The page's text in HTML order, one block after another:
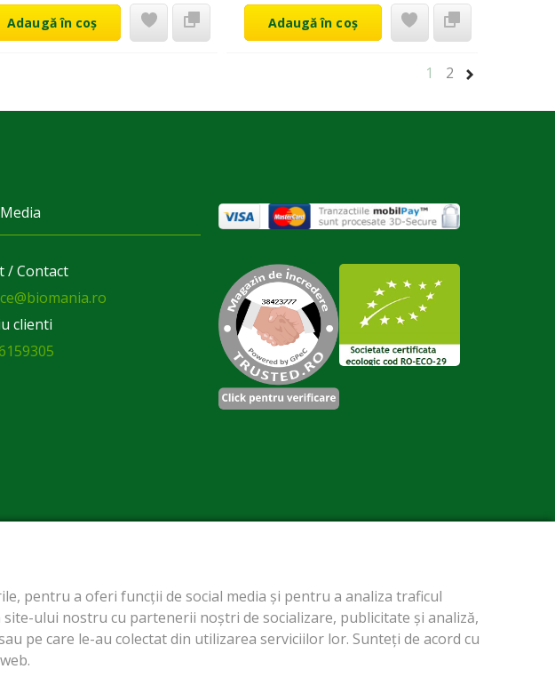
Adaugă în coș Adaugă în coș
1 2
/ Contact
clienti
pentru a oferi funcții de social media și pentru a analiza traficul
ului nostru cu partenerii noștri de socializare, publicitate și analiză,
pe care le-au colectat din utilizarea serviciilor lor. Sunteți de acord cu